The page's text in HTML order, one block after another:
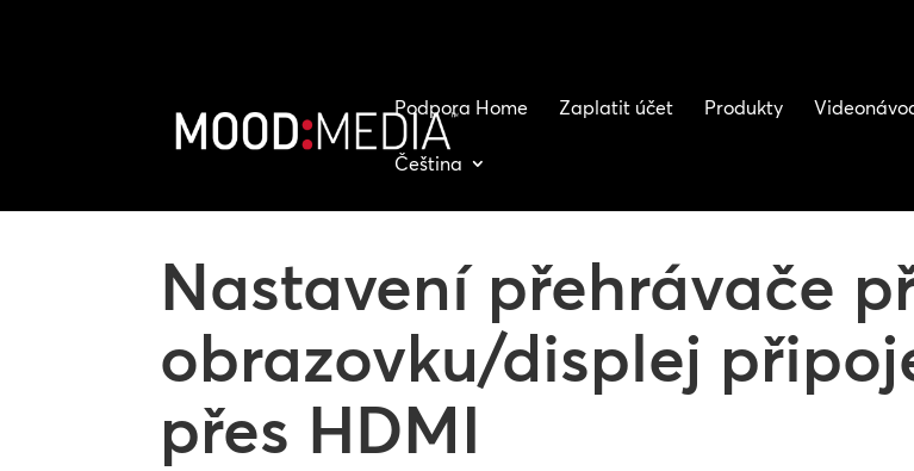
Podpora Home Zaplatit účet Produkty
Čeština
Nastavení přehrávače
obrazovku/displej
přes HDMI